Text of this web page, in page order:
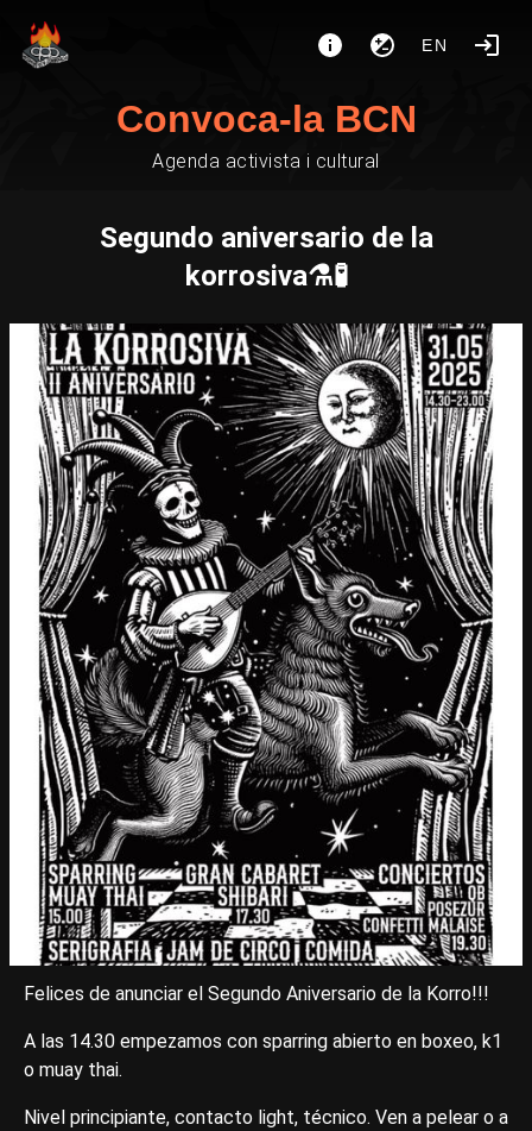
EN
Convoca-la BCN
Agenda activista i cultural
Segundo aniversario de la
korrosiva⚗️🧪
Felices de anunciar el Segundo Aniversario de la Korro!!!
A las 14.30 empezamos con sparring abierto en boxeo, k1
o muay thai.
Nivel principiante, contacto light, técnico. Ven a pelear o a